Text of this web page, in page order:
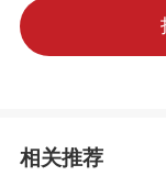
建议。结合
别提供节气
骨伤疾病。
相关推荐